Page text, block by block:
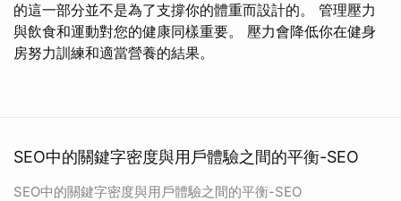
的這一部分並不是為了支撐你的體重而設計的。 管理壓力
與飲食和運動對您的健康同樣重要。 壓力會降低你在健身
房努力訓練和適當營養的結果。
SEO中的關鍵字密度與用戶體驗之間的平衡-SEO
SEO中的關鍵字密度與用戶體驗之間的平衡-SEO